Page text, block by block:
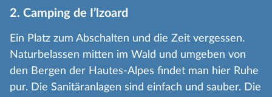
2. Camping de I’lzoard
Ein Platz zum Abschalten und die Zeit vergessen.
Naturbelassen mitten im Wald und umgeben von
den Bergen der Hautes-Alpes findet man hier Ruhe
pur. Die Sanitäranlagen sind einfach und sauber. Die